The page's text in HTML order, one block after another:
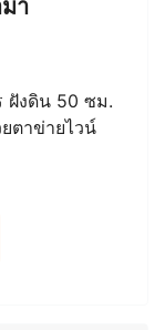
งดิน 50 ซม.